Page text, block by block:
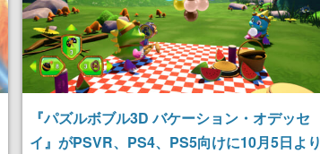
『パズルボブル3D バケーション・オデッセ
イ』がPSVR、PS4、PS5向けに10月5日より